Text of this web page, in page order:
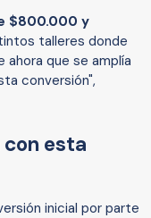
$800.000 y
talleres donde
que se amplía
conversión",
con esta
inicial por parte